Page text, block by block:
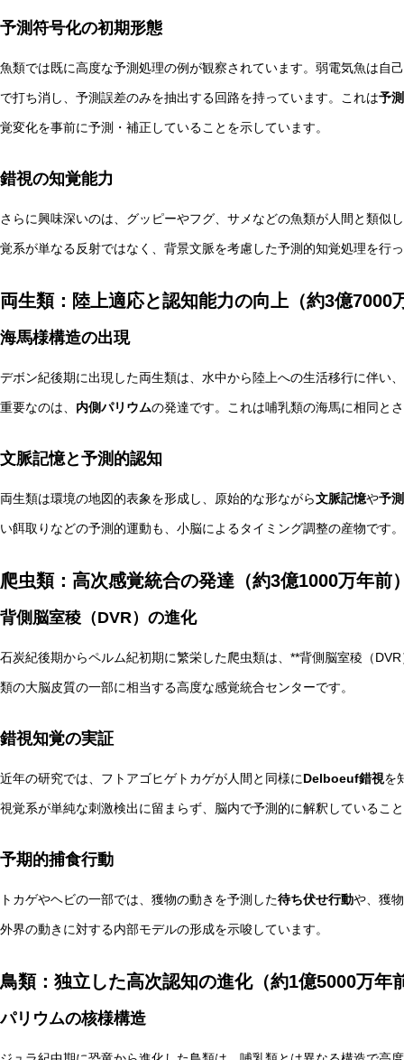
予測符号化の初期形態
魚類では既に高度な予測処理の例が観察されています。弱電気魚は自
で打ち消し、予測誤差のみを抽出する回路を持っています。これは予
覚変化を事前に予測・補正していることを示しています。
錯視の知覚能力
さらに興味深いのは、グッピーやフグ、サメなどの魚類が人間と類似
覚系が単なる反射ではなく、背景文脈を考慮した予測的知覚処理を行
両生類：陸上適応と認知能力の向上（約3億7000
海馬様構造の出現
デボン紀後期に出現した両生類は、水中から陸上への生活移行に伴い
重要なのは、 内側パリウムの発達です。これは哺乳類の海馬に相同と
文脈記憶と予測的認知
両生類は環境の地図的表象を形成し、原始的な形ながら文脈記憶や予
い餌取りなどの予測的運動も、小脳によるタイミング調整の産物です。
爬虫類：高次感覚統合の発達（約3億1000万年前
背側脳室稜（DVR）の進化
石炭紀後期からペルム紀初期に繁栄した爬虫類は、**背側脳室稜（
類の大脳皮質の一部に相当する高度な感覚統合センターです。
錯視知覚の実証
近年の研究では、フトアゴヒゲトカゲが人間と同様にDelboeuf錯視を
視覚系が単純な刺激検出に留まらず、脳内で予測的に解釈しているこ
予期的捕食行動
トカゲやヘビの一部では、獲物の動きを予測した待ち伏せ行動や、獲
外界の動きに対する内部モデルの形成を示唆しています。
鳥類：独立した高次認知の進化（約1億5000万年
パリウムの核様構造